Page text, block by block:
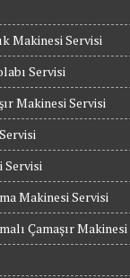
Makinesi Servisi
Servisi
Makinesi Servisi
Servisi
Makinesi Servisi
Çamaşır Makinesi